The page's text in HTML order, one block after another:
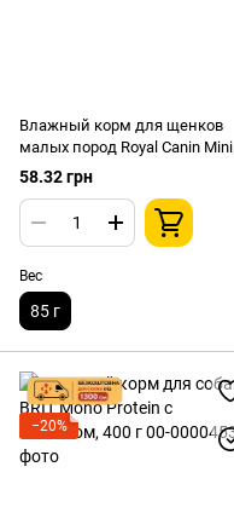
Влажный корм для щенков
малых пород Royal Canin Mini
Puppy кусочки в соусе 85 г
58.32 грн
Вес
85 г
−20%